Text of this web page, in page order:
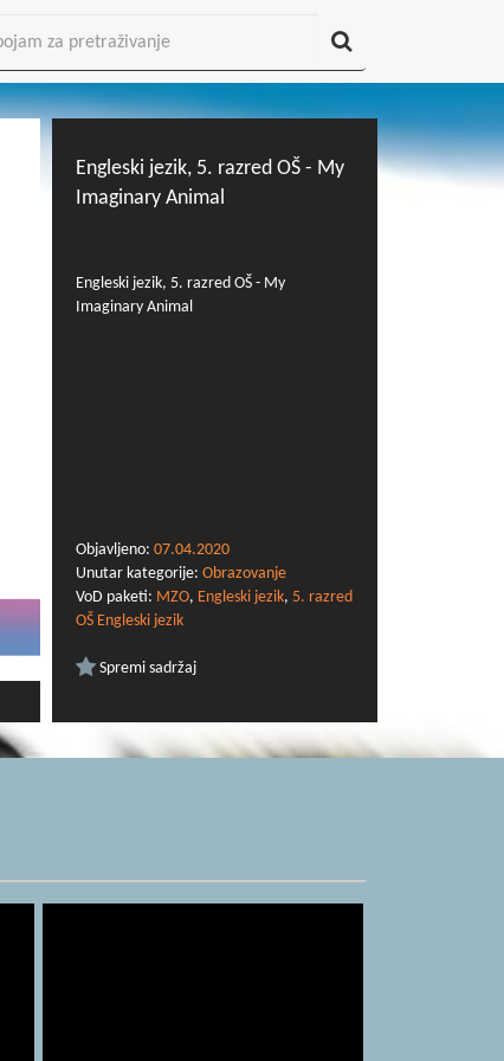
Engleski jezik, 5. razred OŠ - My
Imaginary Animal
Engleski jezik, 5. razred OŠ - My
Imaginary Animal
Objavljeno: 07.04.2020
Unutar kategorije: Obrazovanje
VoD paketi: MZO, Engleski jezik, 5. razred
OŠ Engleski jezik
Spremi sadržaj